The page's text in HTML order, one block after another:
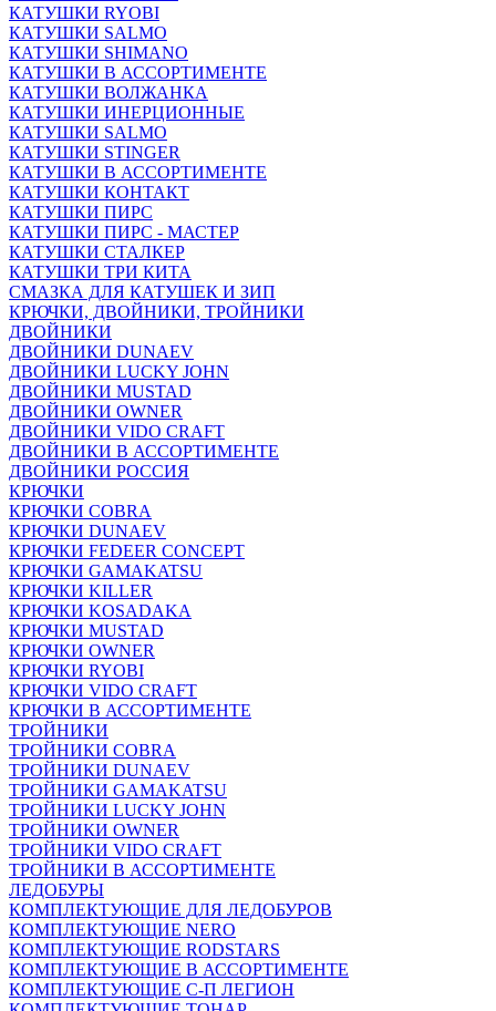
КАТУШКИ RYOBI
КАТУШКИ SALMO
КАТУШКИ SHIMANO
КАТУШКИ В АССОРТИМЕНТЕ
КАТУШКИ ВОЛЖАНКА
КАТУШКИ ИНЕРЦИОННЫЕ
КАТУШКИ SALMO
КАТУШКИ STINGER
КАТУШКИ В АССОРТИМЕНТЕ
КАТУШКИ КОНТАКТ
КАТУШКИ ПИРС
КАТУШКИ ПИРС - МАСТЕР
КАТУШКИ СТАЛКЕР
КАТУШКИ ТРИ КИТА
СМАЗКА ДЛЯ КАТУШЕК И ЗИП
КРЮЧКИ, ДВОЙНИКИ, ТРОЙНИКИ
ДВОЙНИКИ
ДВОЙНИКИ DUNAEV
ДВОЙНИКИ LUCKY JOHN
ДВОЙНИКИ MUSTAD
ДВОЙНИКИ OWNER
ДВОЙНИКИ VIDO CRAFT
ДВОЙНИКИ В АССОРТИМЕНТЕ
ДВОЙНИКИ РОССИЯ
КРЮЧКИ
КРЮЧКИ COBRA
КРЮЧКИ DUNAEV
КРЮЧКИ FEDEER CONCEPT
КРЮЧКИ GAMAKATSU
КРЮЧКИ KILLER
КРЮЧКИ KOSADAKA
КРЮЧКИ MUSTAD
КРЮЧКИ OWNER
КРЮЧКИ RYOBI
КРЮЧКИ VIDO CRAFT
КРЮЧКИ В АССОРТИМЕНТЕ
ТРОЙНИКИ
ТРОЙНИКИ COBRA
ТРОЙНИКИ DUNAEV
ТРОЙНИКИ GAMAKATSU
ТРОЙНИКИ LUCKY JOHN
ТРОЙНИКИ OWNER
ТРОЙНИКИ VIDO CRAFT
ТРОЙНИКИ В АССОРТИМЕНТЕ
ЛЕДОБУРЫ
КОМПЛЕКТУЮЩИЕ ДЛЯ ЛЕДОБУРОВ
КОМПЛЕКТУЮЩИЕ NERO
КОМПЛЕКТУЮЩИЕ RODSTARS
КОМПЛЕКТУЮЩИЕ В АССОРТИМЕНТЕ
КОМПЛЕКТУЮЩИЕ С-П ЛЕГИОН